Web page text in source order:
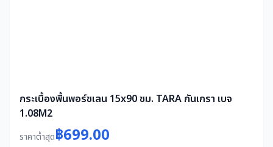
กระเบื้องพื้นพอร์ซเลน 15x90 ซม. TARA กันเกรา เบจ
1.08M2
ราคาต่ำสุด฿699.00